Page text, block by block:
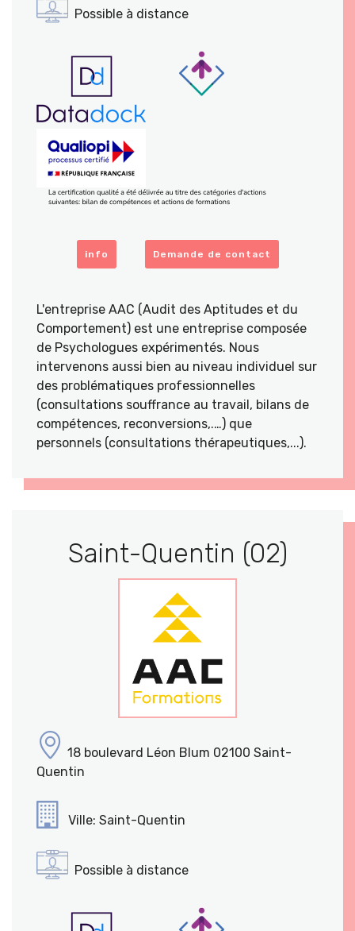
Possible à distance
info Demande de contact
L'entreprise AAC (Audit des Aptitudes et du
Comportement) est une entreprise composée
de Psychologues expérimentés. Nous
intervenons aussi bien au niveau individuel sur
des problématiques professionnelles
(consultations souffrance au travail, bilans de
compétences, reconversions,.…) que
personnels (consultations thérapeutiques,...).
Saint-Quentin (02)
18 boulevard Léon Blum 02100 Saint-
Quentin
Ville: Saint-Quentin
Possible à distance